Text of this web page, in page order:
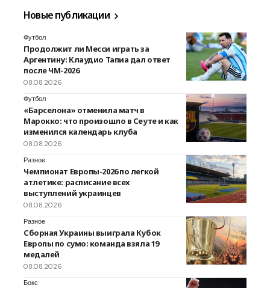
Новые публикации
Футбол
Продолжит ли Месси играть за
Аргентину: Клаудио Тапиа дал ответ
после ЧМ-2026
08.08.2026
Футбол
«Барселона» отменила матч в
Марокко: что произошло в Сеуте и как
изменился календарь клуба
08.08.2026
Разное
Чемпионат Европы-2026 по легкой
атлетике: расписание всех
выступлений украинцев
08.08.2026
Разное
Сборная Украины выиграла Кубок
Европы по сумо: команда взяла 19
медалей
08.08.2026
Бокс